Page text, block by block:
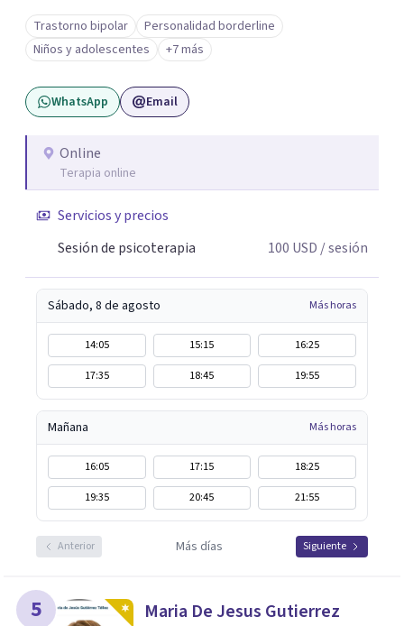
Trabajo desde un enfoque integrativo que combina
psicoanálisis, terapia somática y de trauma, psicología
corporal, Mentalization Based Therapy (MBT),
hipnoterapia y respiración neurodinámica, integrando
actualmente la Psicología Analítica Junguiana. Mi
ecopsicología y el trabajo simbólico con el inconsciente,
entendiendo que cada proceso terapéutico es único y
Trastorno bipolar
Personalidad borderline
Niños y adolescentes
+7 más
WhatsApp Email
Online
Terapia online
Servicios y precios
Sesión de psicoterapia
100 USD / sesión
Sábado, 8 de agosto Más horas
14:05 15:15
16:25
17:35
18:45 19:55
Mañana Más horas
16:05 17:15
18:25
19:35
20:45 21:55
Anterior Más días Siguiente
5
Maria De Jesus Gutierrez